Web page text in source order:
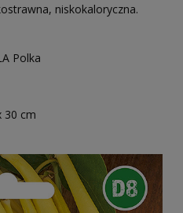
niskokaloryczna.
Polka
30 cm